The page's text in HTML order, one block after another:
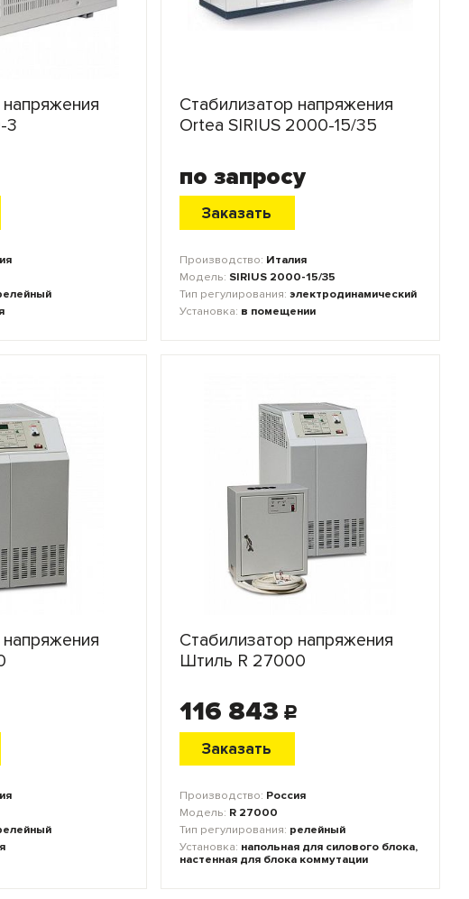
3
Стабилизатор напряжения
Ortea SIRIUS 2000-15/35
по запросу
Заказать
Производство: Италия
Модель: SIRIUS 2000-15/35
Тип регулирования: электродинамический
Установка: в помещении
Стабилизатор напряжения
Штиль R 27000
116 843 c
Заказать
Производство: Россия
Модель: R 27000
Тип регулирования: релейный
Установка: напольная для силового блока,
настенная для блока коммутации